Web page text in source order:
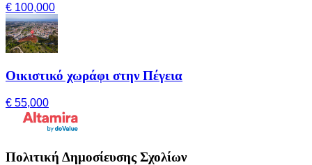
€ 100,000
Οικιστικό χωράφι στην Πέγεια
€ 55,000
Πολιτική Δημοσίευσης Σχολίων